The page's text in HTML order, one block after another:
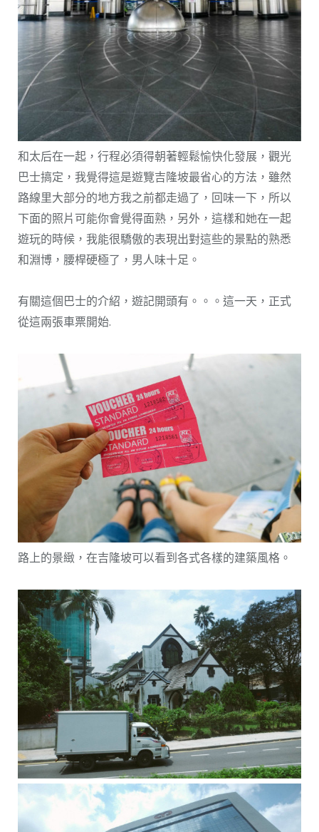
和太后在一起，行程必須得朝著輕鬆愉快化發展，觀光
巴士搞定，我覺得這是遊覽吉隆坡最省心的方法，雖然
路線里大部分的地方我之前都走過了，回味一下，所以
下面的照片可能你會覺得面熟，另外，這樣和她在一起
遊玩的時候，我能很驕傲的表現出對這些的景點的熟悉
和淵博，腰桿硬極了，男人味十足。
有關這個巴士的介紹，遊記開頭有。。。這一天，正式
從這兩張車票開始.
路上的景緻，在吉隆坡可以看到各式各樣的建築風格。